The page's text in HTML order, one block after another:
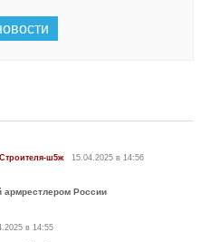
ш5ж 15.04.2025 в 14:56
армрестлером России
в 14:55